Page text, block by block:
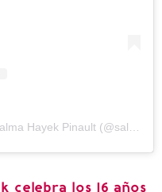
Una publicación compartida por Salma Hayek Pinault (@salmahayek)
celebra los 16 años